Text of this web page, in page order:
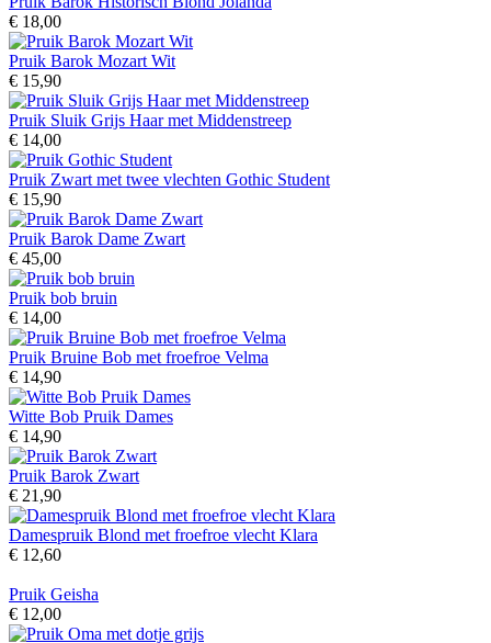
€ 18,00
Pruik Barok Mozart Wit
€ 15,90
Pruik Sluik Grijs Haar met Middenstreep
€ 14,00
Pruik Zwart met twee vlechten Gothic Student
€ 15,90
Pruik Barok Dame Zwart
€ 45,00
Pruik bob bruin
€ 14,00
Pruik Bruine Bob met froefroe Velma
€ 14,90
Witte Bob Pruik Dames
€ 14,90
Pruik Barok Zwart
€ 21,90
Damespruik Blond met froefroe vlecht Klara
€ 12,60
Pruik Geisha
€ 12,00